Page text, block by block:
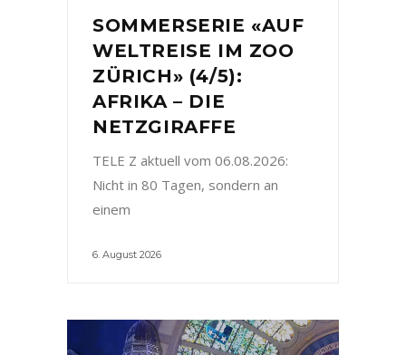
SOMMERSERIE «AUF
WELTREISE IM ZOO
ZÜRICH» (4/5):
AFRIKA – DIE
NETZGIRAFFE
TELE Z aktuell vom 06.08.2026:
Nicht in 80 Tagen, sondern an
einem
6. August 2026